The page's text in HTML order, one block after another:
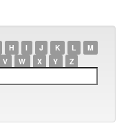
H I J K L
M
V W X Y Z